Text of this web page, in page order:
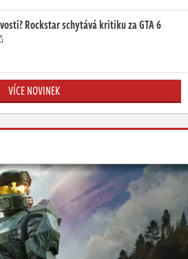
Rockstar schytává kritiku za GTA 6
VÍCE NOVINEK